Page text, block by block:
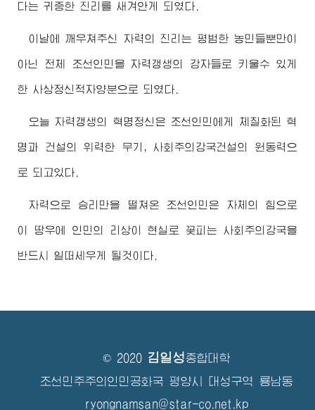
다는 귀중한 진리를 새겨안게 되였다.
이날에 깨우쳐주신 자력의 진리는 평범한 농민들뿐만이
아닌 전체 조선인민을 자력갱생의 강자들로 키울수 있게
한 사상정신적자양분으로 되였다.
오늘 자력갱생의 혁명정신은 조선인민에게 체질화된 혁
명과 건설의 위력한 무기, 사회주의강국건설의 원동력으
로 되고있다.
자력으로 승리만을 떨쳐온 조선인민은 자체의 힘으로
이 땅우에 인민의 리상이 현실로 꽃피는 사회주의강국을
반드시 일떠세우게 될것이다.
© 2020 김일성종합대학
조선민주주의인민공화국 평양시 대성구역 룡남동
ryongnamsan@star-co.net.kp